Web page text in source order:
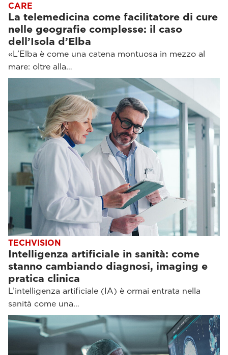
CARE
La telemedicina come facilitatore di cure
nelle geografie complesse: il caso
dell’Isola d’Elba
«L’Elba è come una catena montuosa in mezzo al
mare: oltre alla…
TECHVISION
Intelligenza artificiale in sanità: come
stanno cambiando diagnosi, imaging e
pratica clinica
L’intelligenza artificiale (IA) è ormai entrata nella
sanità come una…